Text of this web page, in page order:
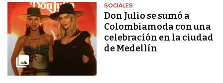
SOCIALES
Don Julio se sumó a
Colombiamoda con una
celebración en la ciudad
de Medellín